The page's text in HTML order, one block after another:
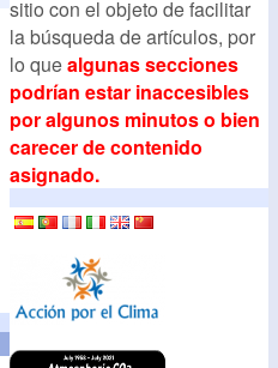
sitio con el objeto de facilitar
la búsqueda de artículos, por
lo quealgunas secciones
podrían estar inaccesibles
por algunos minutos o bien
carecer de contenido
asignado.